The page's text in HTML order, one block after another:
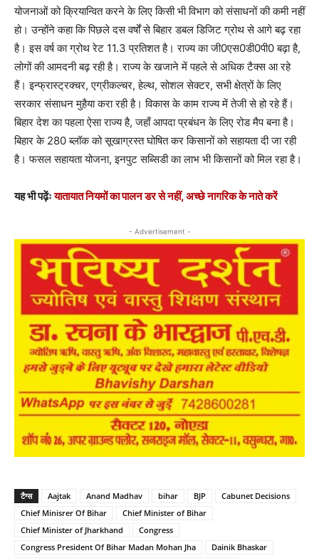
योजनाओं को क्रियान्वित करने के लिए किसी भी विभाग को संसाधनों की कमी नहीं
हो। उन्होंने कहा कि पिछले दस वर्षों से बिहार डबल डिजिट ग्रोथ से आगे बढ़ रहा
है। इस वर्ष का ग्रोथ रेट 11.3 प्रतिशत है। राज्य का जी0एस0डी0पी0 बढ़ा है,
लोगों की आमदनी बढ़ रही है। राज्य के खजाने में पहले से अधिक टैक्स आ रहे
हैं। इन्फ्रास्ट्रक्चर, एग्रीकल्चर, हेल्थ, सोशल सेक्टर, सभी क्षेत्रों के लिए
सरकार संसाधन मुहैया करा रही है। विकास के काम राज्य में तेजी से हो रहे हैं।
बिहार देश का पहला ऐसा राज्य है, जहाँ आपदा प्रबंधन के लिए रोड मैप बना है।
बिहार के 280 ब्लॉक को सूखाग्रस्त घोषित कर किसानों को सहायता दी जा रही
है। फसल सहायता योजना, इनपुट सब्सिडी का लाभ भी किसानों को मिल रहा है।
यह भी पढ़ेंःयातायात नियमों का पालन डर से नहीं, अच्छे नागरिक के नाते करें
- Advertisement -
टैग्स Aajtak Anand Madhav bihar BJP
Cabunet Decisions
Chief Minisrer Of Bihar
Chief Minister of Bihar
Chief Minister of Jharkhand
Congress
Congress President Of Bihar Madan Mohan Jha
Dainik Bhaskar